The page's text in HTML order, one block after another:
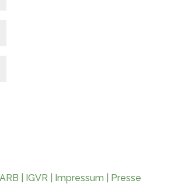
ARB IGVR| Impressum Presse